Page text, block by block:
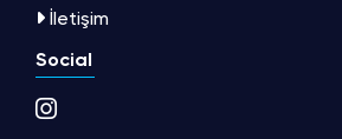
İletişim
Social